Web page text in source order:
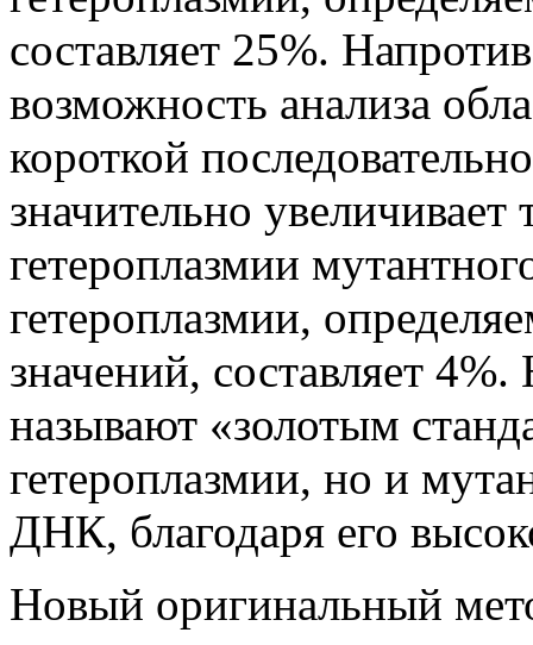
составляет 25%.
возможность анализа
короткой
значительно
гетероплазмии
гетероплазмии,
значений, составляет
называют «золотым
гетероплазмии, но и
ДНК, благодаря его
Новый оригинальный